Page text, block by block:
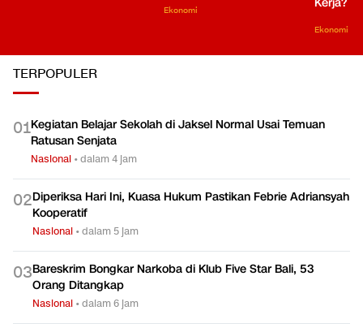
Ekonomi
Ekonomi
TERPOPULER
01Kegiatan Belajar Sekolah di Jaksel Normal Usai Temuan
Ratusan Senjata
Nasional •dalam 4 jam
02Diperiksa Hari Ini, Kuasa Hukum Pastikan Febrie Adriansyah
Kooperatif
Nasional •dalam 5 jam
03Bareskrim Bongkar Narkoba di Klub Five Star Bali, 53
Orang Ditangkap
Nasional •dalam 6 jam